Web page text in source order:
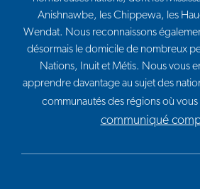
Anishnawbe, les Chippewa, les
Wendat. Nous reconnaissons
désormais le domicile de nombreux
Nations, Inuit et Métis. Nous vous
apprendre davantage au sujet des
communautés des régions où vous
communiqué